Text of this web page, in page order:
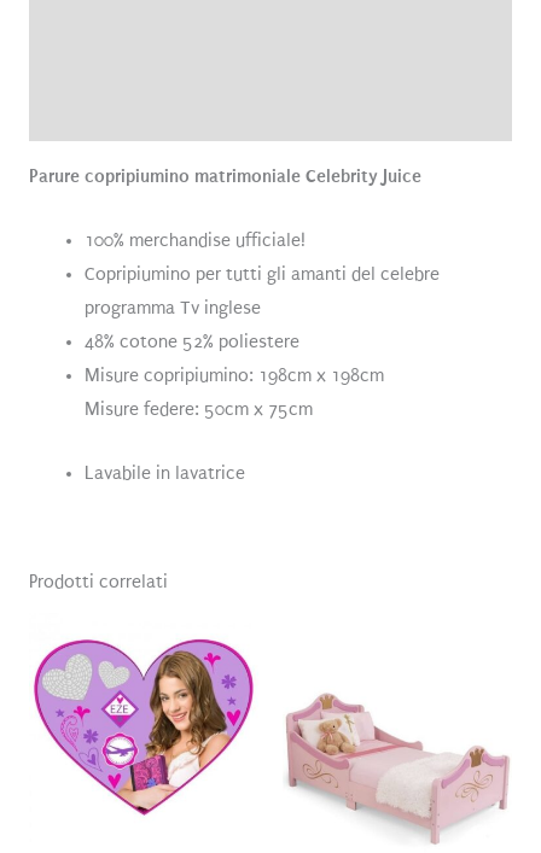
Parure copripiumino matrimoniale Celebrity Juice
100% merchandise ufficiale!
Copripiumino per tutti gli amanti del celebre
programma Tv inglese
48% cotone 52% poliestere
Misure copripiumino: 198cm x 198cm
Misure federe: 50cm x 75cm
Lavabile in lavatrice
Prodotti correlati